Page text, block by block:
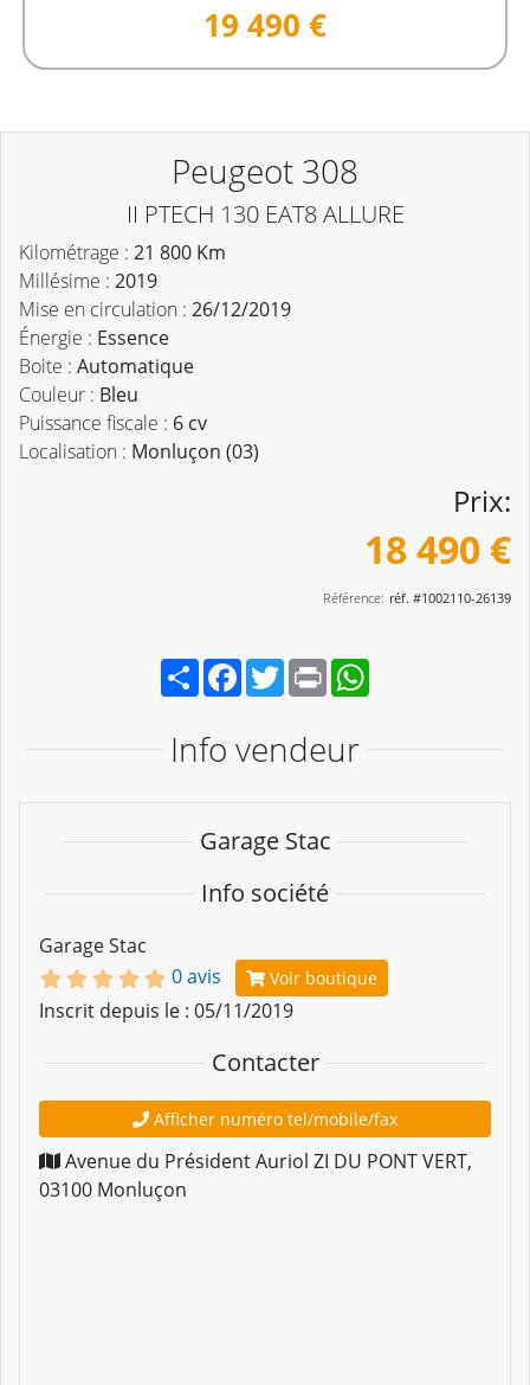
19 490 €
Peugeot 308
II PTECH 130 EAT8 ALLURE
Kilométrage : 21 800 Km
Millésime : 2019
Mise en circulation : 26/12/2019
Énergie : Essence
Boite : Automatique
Couleur : Bleu
Puissance fiscale : 6 cv
Localisation : Monluçon (03)
Prix:
18 490 €
Référence: réf. #1002110-26139
PartagerFacebook
TwitterPrint
Info vendeur
Garage Stac
Info société
Garage Stac
0 avis
Voir boutique
Inscrit depuis le : 05/11/2019
Contacter
Afficher numéro tel/mobile/fax
Avenue du Président Auriol ZI DU PONT VERT,
03100 Monluçon